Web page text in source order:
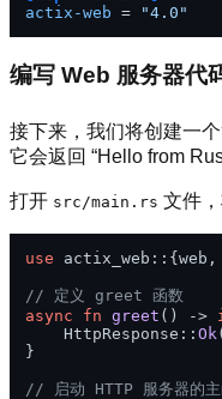
actix-web = "4.0"
编写 Web 服务器
接下来，我们将创建一
它会返回 “Hello from
打开 src/main.rs 文件
use actix_web::{web,
// 定义 greet 函数
async
fn greet () ->
    HttpResponse::
Ok
}
// 启动 HTTP 服务器的主